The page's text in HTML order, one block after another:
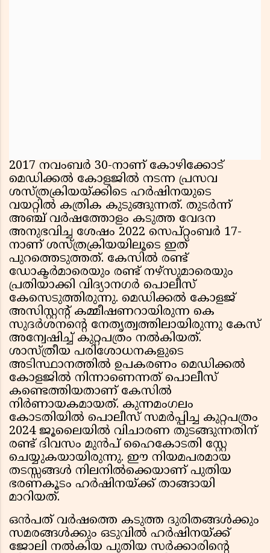
2017 നവംബർ 30-നാണ് കോഴിക്കോട്
മെഡിക്കൽ കോളജിൽ നടന്ന പ്രസവ
ശസ്ത്രക്രിയയ്ക്കിടെ ഹർഷിനയുടെ
വയറ്റിൽ കത്രിക കുടുങ്ങുന്നത്. തുടർന്ന്
അഞ്ച് വർഷത്തോളം കടുത്ത വേദന
അനുഭവിച്ച ശേഷം 2022 സെപ്റ്റംബർ 17-
നാണ് ശസ്ത്രക്രിയയിലൂടെ ഇത്
പുറത്തെടുത്തത്. കേസിൽ രണ്ട്
ഡോക്ടർമാരെയും രണ്ട് നഴ്സുമാരെയും
പ്രതിയാക്കി വിദ്യാനഗർ പൊലീസ്
കേസെടുത്തിരുന്നു. മെഡിക്കൽ കോളജ്
അസിസ്റ്റന്റ് കമ്മീഷണറായിരുന്ന കെ
സുദർശനന്റെ നേതൃത്വത്തിലായിരുന്നു കേസ്
അന്വേഷിച്ച് കുറ്റപത്രം നൽകിയത്.
ശാസ്ത്രീയ പരിശോധനകളുടെ
അടിസ്ഥാനത്തിൽ ഉപകരണം മെഡിക്കൽ
കോളജിൽ നിന്നാണെന്നത് പൊലീസ്
കണ്ടെത്തിയതാണ് കേസിൽ
നിർണായകമായത്. കുന്നമംഗലം
കോടതിയിൽ പൊലീസ് സമർപ്പിച്ച കുറ്റപത്രം
2024 ജൂലൈയിൽ വിചാരണ തുടങ്ങുന്നതിന്
രണ്ട് ദിവസം മുൻപ് ഹൈകോടതി സ്റ്റേ
ചെയ്യുകയായിരുന്നു. ഈ നിയമപരമായ
തടസ്സങ്ങൾ നിലനിൽക്കെയാണ് പുതിയ
ഭരണകൂടം ഹർഷിനയ്ക്ക് താങ്ങായി
മാറിയത്.
ഒൻപത് വർഷത്തെ കടുത്ത ദുരിതങ്ങൾക്കും
സമരങ്ങൾക്കും ഒടുവിൽ ഹർഷിനയ്ക്ക്
ജോലി നൽകിയ പുതിയ സർക്കാരിന്റെ